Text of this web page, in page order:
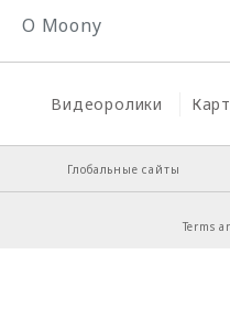
Подгузники Moony
Подгузники-трусики
Поиск товара
Секреты Moony
О Moony
Миссия Moony
История Moony
Видеоролики
Глобальные сайты
Terms